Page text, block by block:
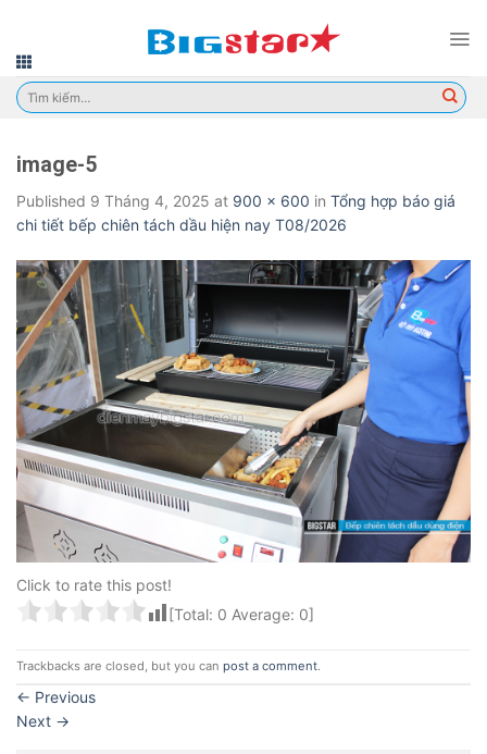
content
Tìm
kiếm:
image-5
Published 9 Tháng 4, 2025 at 900 × 600 in Tổng hợp báo giá
chi tiết bếp chiên tách dầu hiện nay T08/2026
Click to rate this post!
[Total: 0 Average: 0]
Trackbacks are closed, but you can post a comment.
← Previous
Next →